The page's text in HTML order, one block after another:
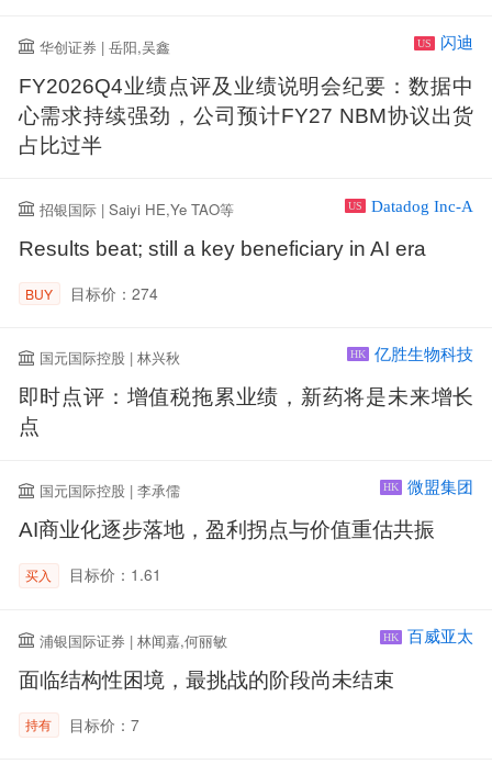
华创证券 | 岳阳,吴鑫 US 闪迪
FY2026Q4业绩点评及业绩说明会纪要：数据中
心需求持续强劲，公司预计FY27 NBM协议出货
占比过半
招银国际 | Saiyi HE,Ye TAO等 US Datadog Inc-A
Results beat; still a key beneficiary in AI era
BUY 目标价：274
国元国际控股 | 林兴秋 HK 亿胜生物科技
即时点评：增值税拖累业绩，新药将是未来增长
点
国元国际控股 | 李承儒 HK 微盟集团
AI商业化逐步落地，盈利拐点与价值重估共振
买入 目标价：1.61
浦银国际证券 | 林闻嘉,何丽敏 HK 百威亚太
面临结构性困境，最挑战的阶段尚未结束
持有 目标价：7